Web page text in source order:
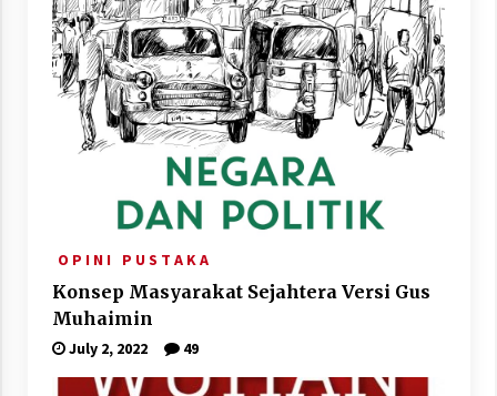
O P I N I P U S T A K A
Konsep Masyarakat Sejahtera Versi Gus
Muhaimin
July 2, 2022 49